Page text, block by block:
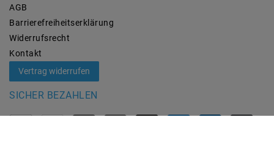
AGB
Barrierefreiheitserklärung
Widerrufs­recht
Kontakt
Vertrag widerrufen
SICHER BEZAHLEN